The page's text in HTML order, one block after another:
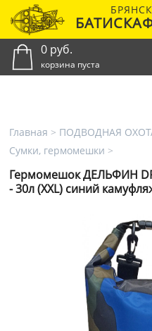
БРЯНСК
0 руб.
корзина пуста
Главная > ПОДВОДНАЯ
Сумки, гермомешки >
Гермомешок ДЕЛЬФИН
- 30л (XXL) синий